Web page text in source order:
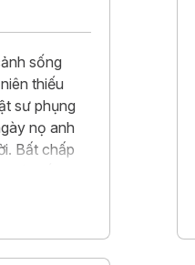
sống
thiếu
sư phụng
nọ anh
Bất chấp
quỷ, khi